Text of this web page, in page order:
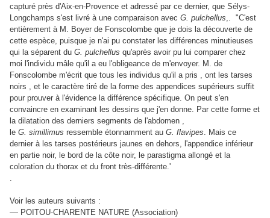
capturé près d'Aix-en-Provence et adressé par ce dernier, que Sélys-
Longchamps s'est livré à une comparaison avec G. pulchellus,. "C'est
entièrement à M. Boyer de Fonscolombe que je dois la découverte de
cette espèce, puisque je n'ai pu constater les différences minutieuses
qui la séparent du G. pulchellus qu'après avoir pu lui comparer chez
moi l'individu mâle qu'il a eu l'obligeance de m'envoyer. M. de
Fonscolombe m'écrit que tous les individus qu'il a pris , ont les tarses
noirs , et le caractère tiré de la forme des appendices supérieurs suffit
pour prouver à l'évidence la différence spécifique. On peut s'en
convaincre en examinant les dessins que j'en donne. Par cette forme et
la dilatation des derniers segments de l'abdomen ,
le G. simillimus ressemble étonnamment au G. flavipes. Mais ce
dernier à les tarses postérieurs jaunes en dehors, l'appendice inférieur
en partie noir, le bord de la côte noir, le parastigma allongé et la
coloration du thorax et du front très-différente.'
.
Voir les auteurs suivants :
— POITOU-CHARENTE NATURE (Association)